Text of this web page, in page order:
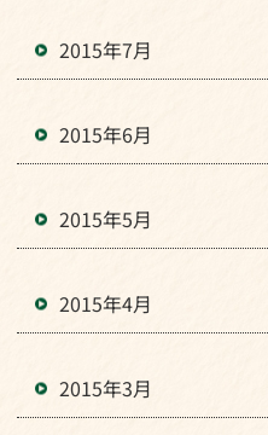
2015年7月
2015年6月
2015年5月
2015年4月
2015年3月